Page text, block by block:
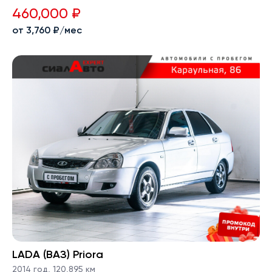
460,000 ₽
от 3,760 ₽/мес
LADA (ВАЗ) Priora
2014 год 120,895 км